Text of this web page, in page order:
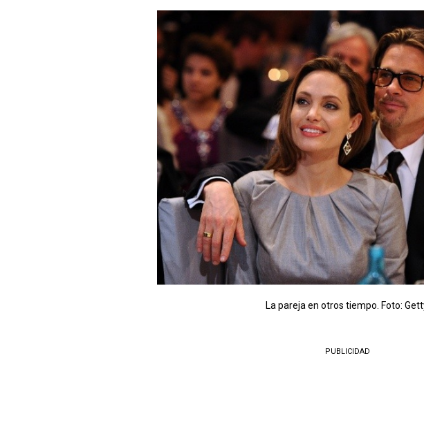
La pareja en otros tiempo. Foto:
PUBLICIDAD